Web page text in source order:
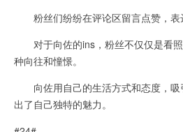
粉丝们纷纷在评论区留言点赞，表
对于向佐的ins，粉丝不仅仅是看照
种向往和憧憬。
向佐用自己的生活方式和态度，吸
出了自己独特的魅力。